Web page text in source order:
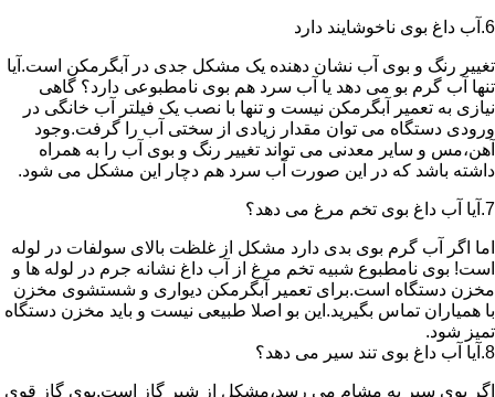
6.آب داغ بوی ناخوشایند دارد
تغییر رنگ و بوی آب نشان دهنده یک مشکل جدی در آبگرمکن است.آیا
تنها آب گرم بو می دهد یا آب سرد هم بوی نامطبوعی دارد؟ گاهی
نیازی به تعمیر آبگرمکن نیست و تنها با نصب یک فیلتر آب خانگی در
ورودی دستگاه می توان مقدار زیادی از سختی آب را گرفت.وجود
آهن،مس و سایر معدنی می تواند تغییر رنگ و بوی آب را به همراه
داشته باشد که در این صورت آب سرد هم دچار این مشکل می شود.
7.آیا آب داغ بوی تخم مرغ می دهد؟
اما اگر آب گرم بوی بدی دارد مشکل از غلظت بالای سولفات در لوله
است! بوی نامطبوع شبیه تخم مرغ از آب داغ نشانه جرم در لوله ها و
مخزن دستگاه است.برای تعمیر آبگرمکن دیواری و شستشوی مخزن
با همیاران تماس بگیرید.این بو اصلا طبیعی نیست و باید مخزن دستگاه
تمیز شود.
8.آیا آب داغ بوی تند سیر می دهد؟
اگر بوی سیر به مشام می رسد،مشکل از شیر گاز است.بوی گاز قوی